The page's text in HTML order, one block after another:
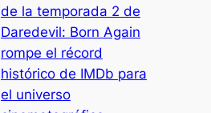
de la temporada 2 de
Daredevil: Born Again
rompe el récord
histórico de IMDb para
el universo